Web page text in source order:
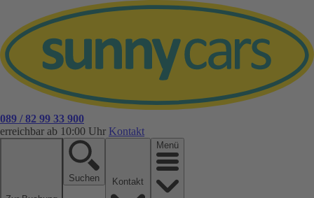
089 / 82 99 33 900
erreichbar ab 10:00 Uhr Kontakt
Suchen
Menü